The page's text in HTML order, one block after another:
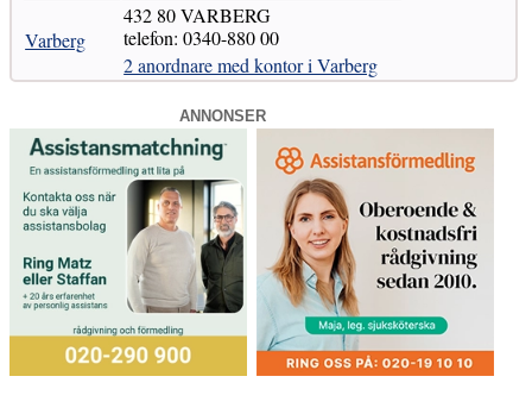
Varberg
432 80 VARBERG
telefon: 0340-880 00
2 anordnare med kontor i Varberg
ANNONSER